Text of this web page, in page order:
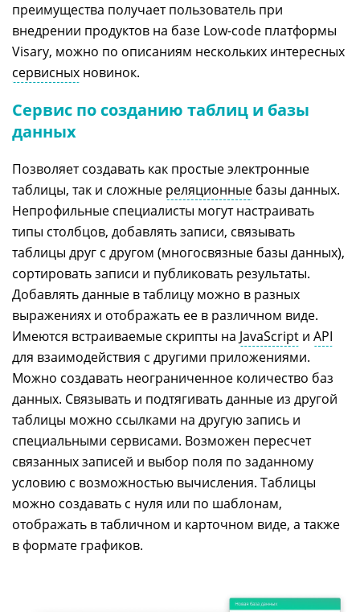
преимущества получает пользователь при
внедрении продуктов на базе Low-code платформы
Visary, можно по описаниям нескольких интересных
сервисных новинок.
Сервис по созданию таблиц и базы
данных
Позволяет создавать как простые электронные
таблицы, так и сложные реляционные базы данных.
Непрофильные специалисты могут настраивать
типы столбцов, добавлять записи, связывать
таблицы друг с другом (многосвязные базы данных),
сортировать записи и публиковать результаты.
Добавлять данные в таблицу можно в разных
выражениях и отображать ее в различном виде.
Имеются встраиваемые скрипты на JavaScript и API
для взаимодействия с другими приложениями.
Можно создавать неограниченное количество баз
данных. Связывать и подтягивать данные из другой
таблицы можно ссылками на другую запись и
специальными сервисами. Возможен пересчет
связанных записей и выбор поля по заданному
условию с возможностью вычисления. Таблицы
можно создавать с нуля или по шаблонам,
отображать в табличном и карточном виде, а также
в формате графиков.